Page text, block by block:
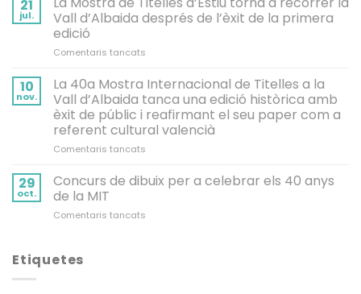
21
jul.
Vall d’Albaida després de l’èxit de la primera
edició
Comentaris tancats
Mostra
de
Titelles
d’Estiu
torna
Vall
10
nov.
La 40a Mostra Internacional de Titelles a la
Vall d’Albaida tanca una edició històrica amb
èxit de públic i reafirmant el seu paper com a
referent cultural valencià
Comentaris tancats
40a
Mostra
29
oct.
Concurs de dibuix per a celebrar els 40 anys
de la MIT
Comentaris tancats
Etiquetes